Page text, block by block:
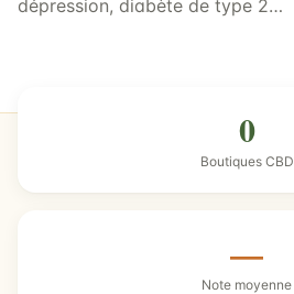
dépression, diabète de type 2…
0
Boutiques CBD
—
Note moyenne